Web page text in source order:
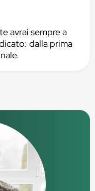
avrai sempre a
dalla prima